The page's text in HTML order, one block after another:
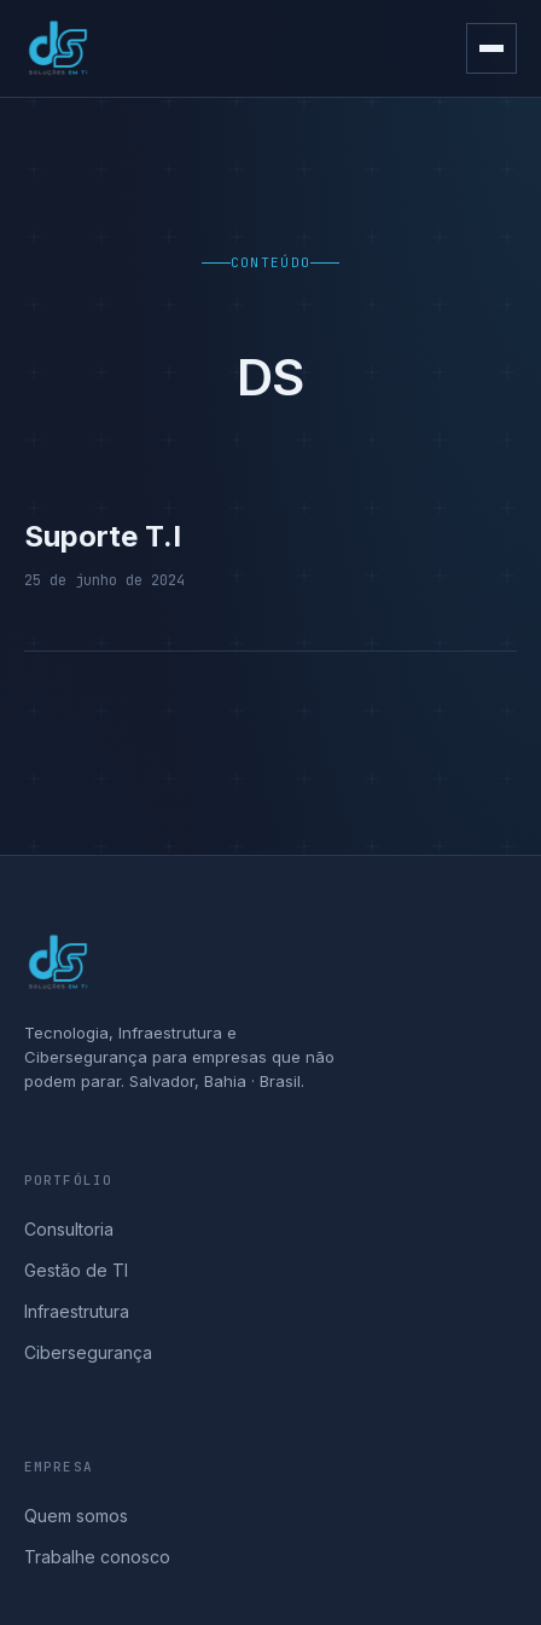
CONTEÚDO
DS
Suporte T.I
25 de junho de 2024
Tecnologia, Infraestrutura e
Cibersegurança para empresas que não
podem parar. Salvador, Bahia · Brasil.
PORTFÓLIO
Consultoria
Gestão de TI
Infraestrutura
Cibersegurança
EMPRESA
Quem somos
Trabalhe conosco